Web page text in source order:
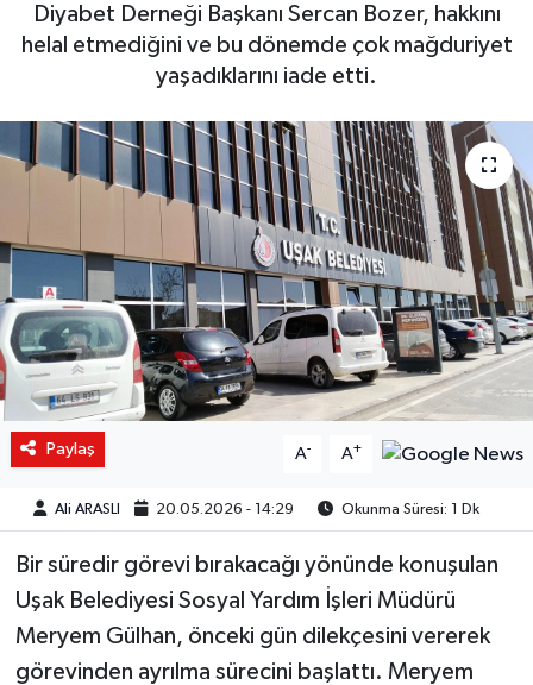
Diyabet Derneği Başkanı Sercan Bozer, hakkını
helal etmediğini ve bu dönemde çok mağduriyet
yaşadıklarını iade etti.
Paylaş A- A+
Ali ARASLI 20.05.2026 - 14:29 Okunma Süresi: 1 Dk
Bir süredir görevi bırakacağı yönünde konuşulan
Uşak Belediyesi Sosyal Yardım İşleri Müdürü
Meryem Gülhan, önceki gün dilekçesini vererek
görevinden ayrılma sürecini başlattı. Meryem